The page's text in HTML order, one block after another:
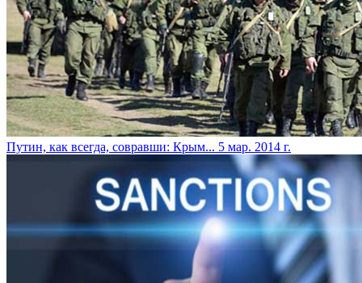
Путин, как всегда, совравши: Крым... 5 мар. 2014 г.